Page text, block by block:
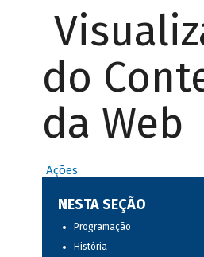
do
da Web
Ações
NESTA SEÇÃO
Programação
História